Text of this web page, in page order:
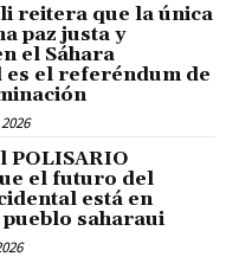
reitera que la única
paz justa y
el Sáhara
es el referéndum de
POLISARIO
el futuro del
está en
saharaui